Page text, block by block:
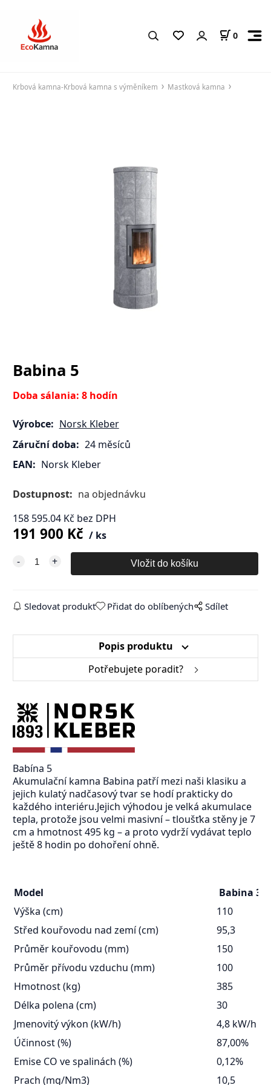
0
Krbová kamna-Krbová kamna s výměníkem Mastková kamna
Babina 5
Doba sálania: 8 hodín
Výrobce: Norsk Kleber
Záruční doba: 24 měsíců
EAN: Norsk Kleber
Dostupnost: na objednávku
158 595.04Kč bez DPH
191 900 Kč ks
Sledovat produkt Přidat do oblíbených Sdílet
Popis produktu
Potřebujete poradit?
Babína 5
Akumulační kamna Babina patří mezi naši klasiku a
jejich kulatý nadčasový tvar se hodí prakticky do
každého interiéru.Jejich výhodou je velká akumulace
tepla, protože jsou velmi masivní – tloušťka stěny je 7
cm a hmotnost 495 kg – a proto vydrží vydávat teplo
ještě 8 hodin po dohoření ohně.
Model
Babina 3
Výška (cm)
110
Střed kouřovodu nad zemí (cm)
95,3
Průměr kouřovodu (mm)
150
Průměr přívodu vzduchu (mm)
100
Hmotnost (kg)
385
Délka polena (cm)
30
Jmenovitý výkon (kW/h)
4,8 kW/h
Účinnost (%)
87,00%
Emise CO ve spalinách (%)
0,12%
Prach (mg/Nm3)
10,5